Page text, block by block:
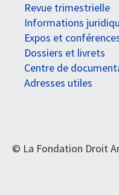
Revue trimestrielle
Informations
Expos et
Dossiers et livrets
Centre de
Adresses utiles
© La Fondation Droit